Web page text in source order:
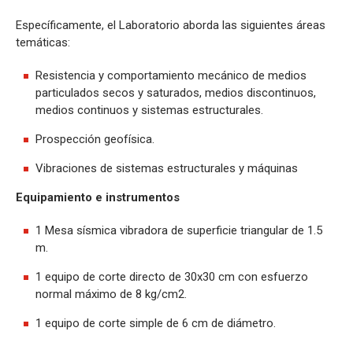
Específicamente, el Laboratorio aborda las siguientes áreas
temáticas:
Resistencia y comportamiento mecánico de medios
particulados secos y saturados, medios discontinuos,
medios continuos y sistemas estructurales.
Prospección geofísica.
Vibraciones de sistemas estructurales y máquinas
Equipamiento e instrumentos
1 Mesa sísmica vibradora de superficie triangular de 1.5
m.
1 equipo de corte directo de 30x30 cm con esfuerzo
normal máximo de 8 kg/cm2.
1 equipo de corte simple de 6 cm de diámetro.